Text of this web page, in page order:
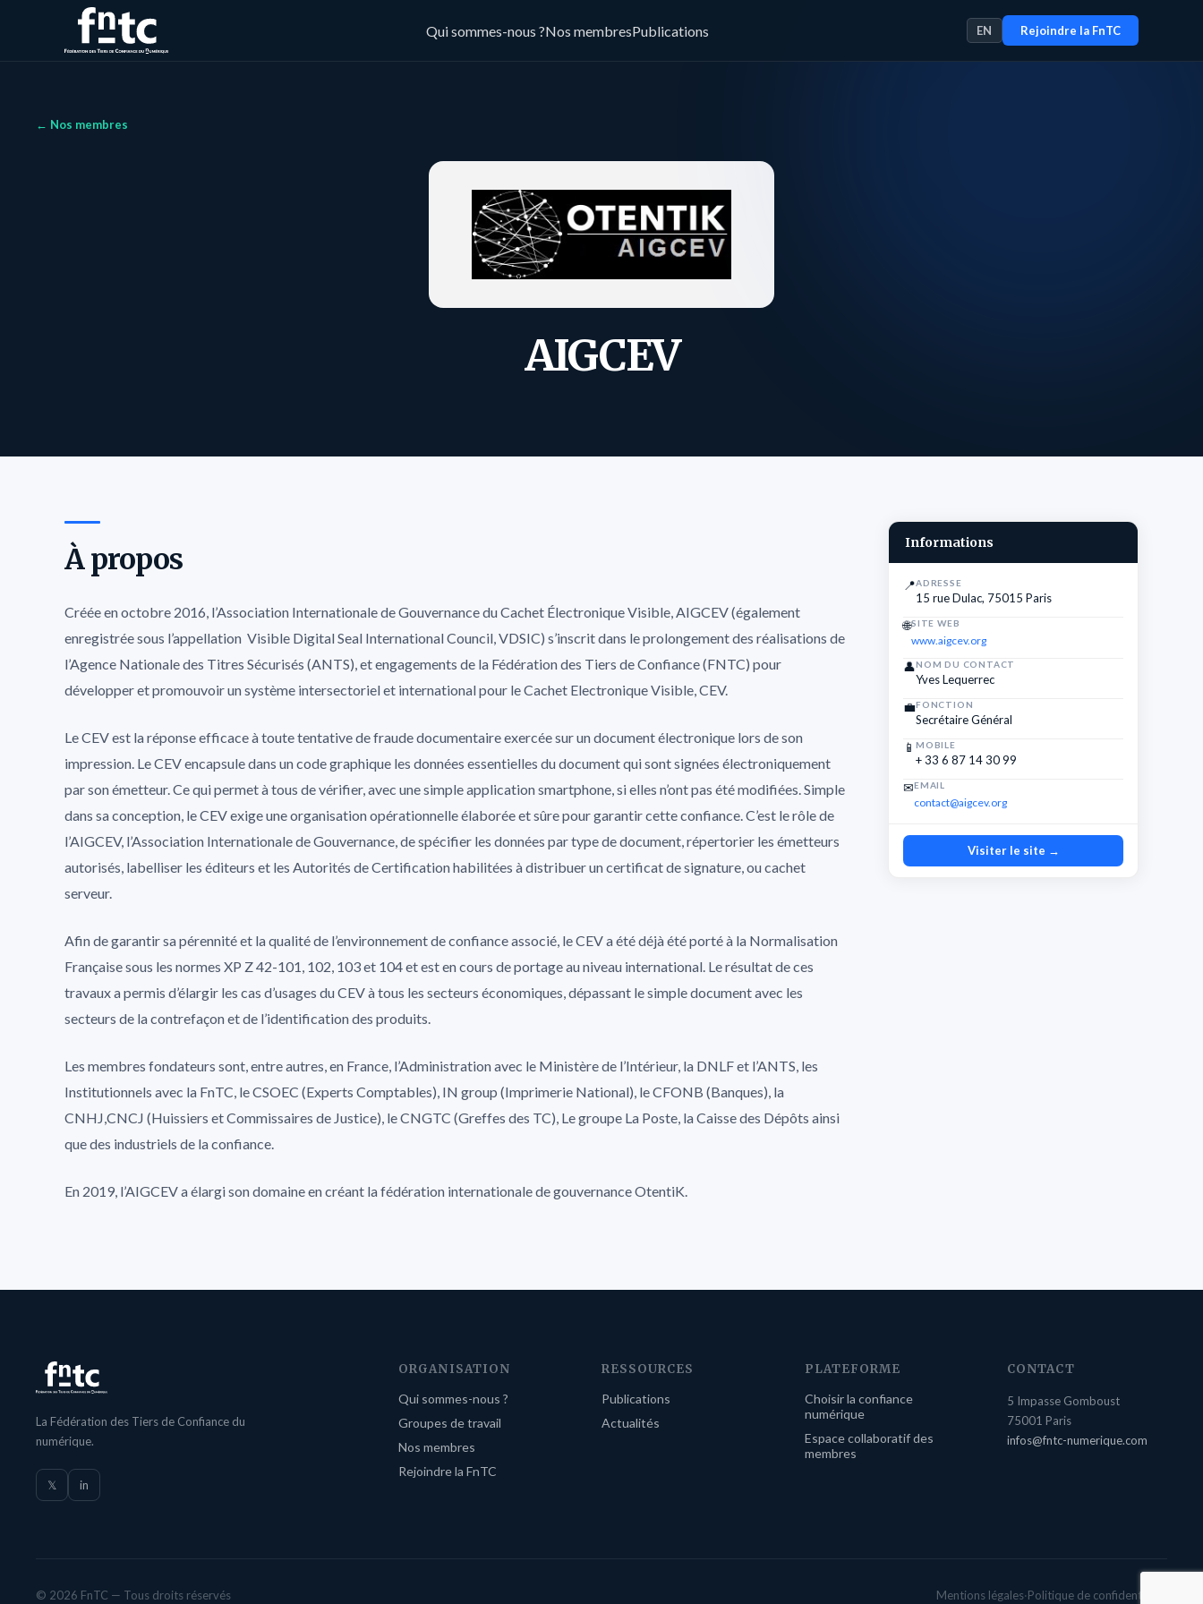
Qui sommes-nous ?Nos membresPublications EN Rejoindre la FnTC
← Nos membres
AIGCEV
À propos
Créée en octobre 2016, l’Association Internationale de Gouvernance du Cachet Électronique Visible, AIGCEV (également
enregistrée sous l’appellation Visible Digital Seal International Council, VDSIC) s’inscrit dans le prolongement des réalisations de
l’Agence Nationale des Titres Sécurisés (ANTS), et engagements de la Fédération des Tiers de Confiance (FNTC) pour
développer et promouvoir un système intersectoriel et international pour le Cachet Electronique Visible, CEV.
Le CEV est la réponse efficace à toute tentative de fraude documentaire exercée sur un document électronique lors de son
impression. Le CEV encapsule dans un code graphique les données essentielles du document qui sont signées électroniquement
par son émetteur. Ce qui permet à tous de vérifier, avec une simple application smartphone, si elles n’ont pas été modifiées. Simple
dans sa conception, le CEV exige une organisation opérationnelle élaborée et sûre pour garantir cette confiance. C’est le rôle de
l’AIGCEV, l’Association Internationale de Gouvernance, de spécifier les données par type de document, répertorier les émetteurs
autorisés, labelliser les éditeurs et les Autorités de Certification habilitées à distribuer un certificat de signature, ou cachet
serveur.
Afin de garantir sa pérennité et la qualité de l’environnement de confiance associé, le CEV a été déjà été porté à la Normalisation
Française sous les normes XP Z 42-101, 102, 103 et 104 et est en cours de portage au niveau international. Le résultat de ces
travaux a permis d’élargir les cas d’usages du CEV à tous les secteurs économiques, dépassant le simple document avec les
secteurs de la contrefaçon et de l’identification des produits.
Les membres fondateurs sont, entre autres, en France, l’Administration avec le Ministère de l’Intérieur, la DNLF et l’ANTS, les
Institutionnels avec la FnTC, le CSOEC (Experts Comptables), IN group (Imprimerie National), le CFONB (Banques), la
CNHJ,CNCJ (Huissiers et Commissaires de Justice), le CNGTC (Greffes des TC), Le groupe La Poste, la Caisse des Dépôts ainsi
que des industriels de la confiance.
En 2019, l’AIGCEV a élargi son domaine en créant la fédération internationale de gouvernance OtentiK.
Informations
📍ADRESSE
15 rue Dulac, 75015 Paris
🌐SITE WEB
www.aigcev.org
👤NOM DU CONTACT
Yves Lequerrec
💼FONCTION
Secrétaire Général
📱 MOBILE
+ 33 6 87 14 30 99
✉EMAIL
contact@aigcev.org
Visiter le site →
La Fédération des Tiers de Confiance du
numérique.
𝕏 in
ORGANISATION
Qui sommes-nous ?
Groupes de travail
Nos membres
Rejoindre la FnTC
RESSOURCES
Publications
Actualités
PLATEFORME
Choisir la confiance
numérique
Espace collaboratif des
membres
CONTACT
5 Impasse Gomboust
75001 Paris
infos@fntc-numerique.com
© 2026 FnTC — Tous droits réservés Mentions légales·Politique de confidentialité